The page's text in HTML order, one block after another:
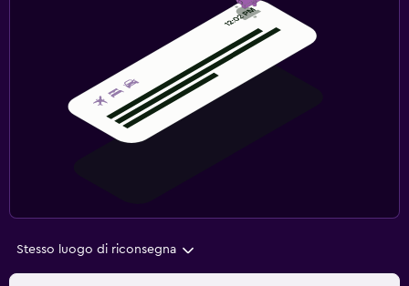
Stesso luogo di riconsegna